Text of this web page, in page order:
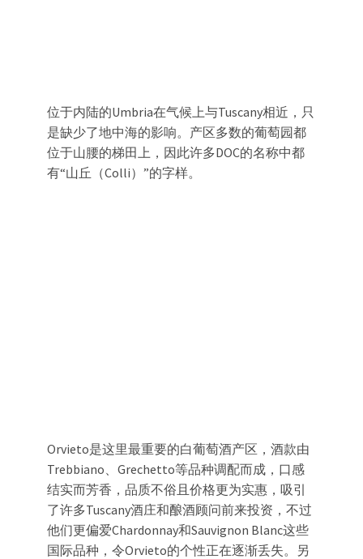
位于内陆的Umbria在气候上与Tuscany相近，只
是缺少了地中海的影响。产区多数的葡萄园都
位于山腰的梯田上，因此许多DOC的名称中都
有“山丘（Colli）”的字样。
Orvieto是这里最重要的白葡萄酒产区，酒款由
Trebbiano、Grechetto等品种调配而成，口感
结实而芳香，品质不俗且价格更为实惠，吸引
了许多Tuscany酒庄和酿酒顾问前来投资，不过
他们更偏爱Chardonnay和Sauvignon Blanc这些
国际品种，令Orvieto的个性正在逐渐丢失。另